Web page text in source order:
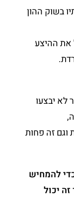
בשוק ההון
את ההיצע
לא יבצעו
וגם זה פחות
להמחיש
יכול